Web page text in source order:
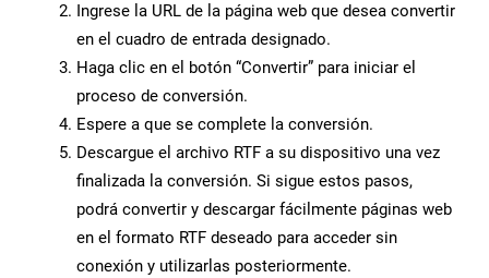
Ingrese la URL de la página web que desea convertir
en el cuadro de entrada designado.
Haga clic en el botón “Convertir” para iniciar el
proceso de conversión.
Espere a que se complete la conversión.
Descargue el archivo RTF a su dispositivo una vez
finalizada la conversión. Si sigue estos pasos,
podrá convertir y descargar fácilmente páginas web
en el formato RTF deseado para acceder sin
conexión y utilizarlas posteriormente.